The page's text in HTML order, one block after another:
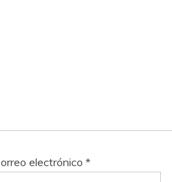
electrónico*